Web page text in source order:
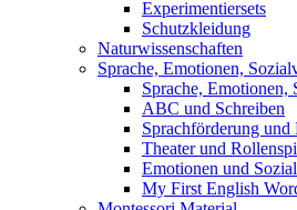
Experimentiersets
Schutzkleidung
Naturwissenschaften
Sprache, Emotionen,
Sprache, Emotionen,
ABC und Schreiben
Sprachförderung und
Theater und
Emotionen und
My First English